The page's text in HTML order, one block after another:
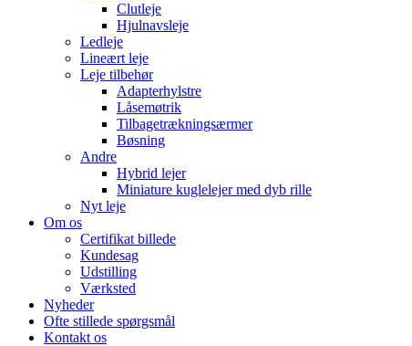
Clutleje
Hjulnavsleje
Ledleje
Lineært leje
Leje tilbehør
Adapterhylstre
Låsemøtrik
Tilbagetrækningsærmer
Bøsning
Andre
Hybrid lejer
Miniature kuglelejer med dyb rille
Nyt leje
Om os
Certifikat billede
Kundesag
Udstilling
Værksted
Nyheder
Ofte stillede spørgsmål
Kontakt os